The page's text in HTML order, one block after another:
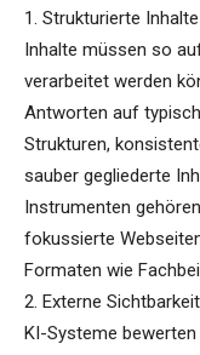
1. Strukturierte Inhalte
Inhalte müssen so
verarbeitet werden
Antworten auf
Strukturen,
sauber gegliederte
Instrumenten
fokussierte
Formaten wie
2. Externe Sichtbarkeit
KI-Systeme